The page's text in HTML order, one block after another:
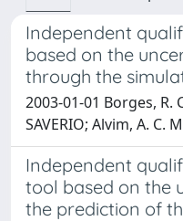
Independent
based on the
through the
2003-01-01 Borges, R.
SAVERIO; Alvim, A. C.
Independent
tool based on the
the prediction of